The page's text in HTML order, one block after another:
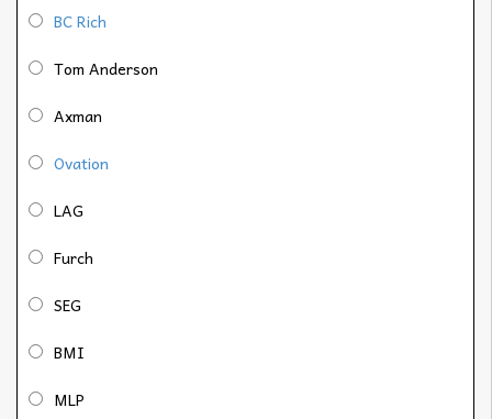
BC Rich
Tom Anderson
Axman
Ovation
LAG
Furch
SEG
BMI
MLP